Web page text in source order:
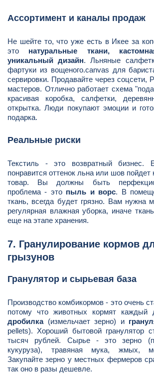
Ассортимент и каналы продаж
Не шейте то, что уже есть в Икее за
это натуральные ткани,
уникальный дизайн. Льняные
фартуки из вощеного.canvas для
сервировки. Продавайте через соцсети,
мастеров. Отлично работает схема
красивая коробка, салфетки,
открытка. Люди покупают эмоции и
подарка.
Реальные риски
Текстиль - это возвратный бизнес.
понравится оттенок льна или шов
товар. Вы должны быть
проблема - это пыль и ворс. В
ткань, всегда будет грязно. Вам нужна
регулярная влажная уборка, иначе
еще на этапе хранения.
7. Гранулирование кормов
грызунов
Гранулятор и сырьевая база
Производство комбикормов - это очень
потому что животных кормят каждый
дробилка(измельчает зерно) и
pellets). Хороший бытовой гранулятор
тысяч рублей. Сырье - это зерно
кукуруза), травяная мука, жмых,
Закупайте зерно у местных фермеров
так оно в разы дешевле.